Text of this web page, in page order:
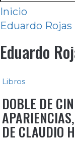
al
contenido
Inicio
Eduardo
Eduardo
Libros
DOBLE DE
DE CLAUDIO